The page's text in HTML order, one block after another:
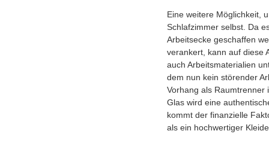
Eine weitere Möglichkeit,
Schlafzimmer selbst. Da
Arbeitsecke geschaffen
verankert, kann auf diese
auch Arbeitsmaterialien
dem nun kein störender
Vorhang als Raumtrenner
Glas wird eine
kommt der finanzielle
als ein hochwertiger